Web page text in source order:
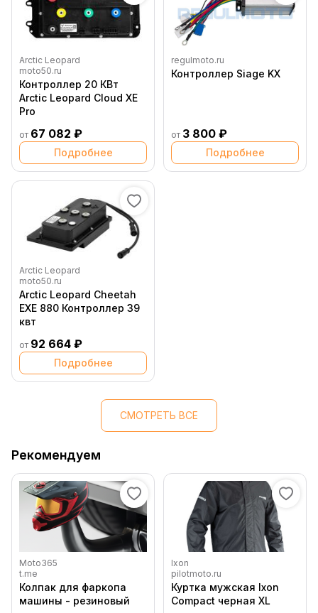
Arctic Leopard
moto50.ru
Контроллер 20 КВт
Arctic Leopard Cloud XE
Pro
от 67 082 ₽
Подробнее
regulmoto.ru
Контроллер Siage KX
от 3 800 ₽
Подробнее
Arctic Leopard
moto50.ru
Arctic Leopard Cheetah
EXE 880 Контроллер 39
квт
от 92 664 ₽
Подробнее
СМОТРЕТЬ ВСЕ
Рекомендуем
Moto365
t.me
Колпак для фаркопа
машины - резиновый
Ixon
pilotmoto.ru
Куртка мужская Ixon
Compact черная XL